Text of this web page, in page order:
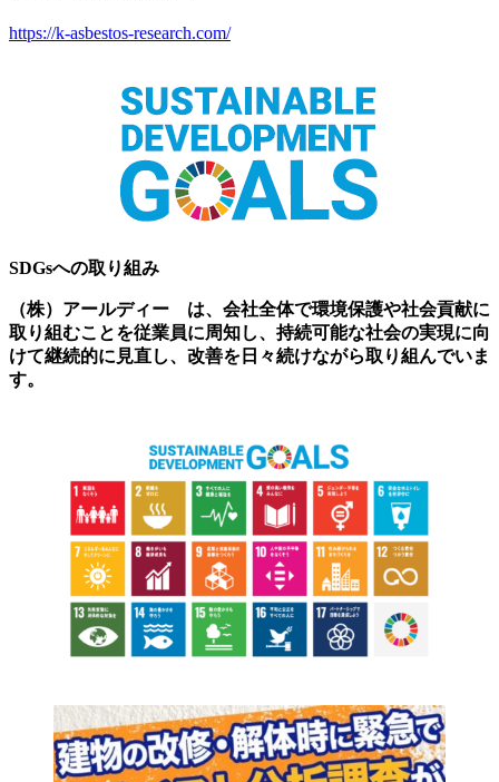
https://k-asbestos-research.com/
SDGsへの取り組み
（株）アールディー は、会社全体で環境保護や社会貢献に
取り組むことを従業員に周知し、持続可能な社会の実現に向
けて継続的に見直し、改善を日々続けながら取り組んでいま
す。